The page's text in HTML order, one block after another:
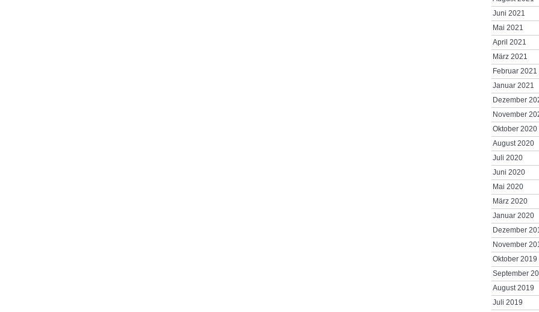
Juni 2021
Mai 2021
April 2021
März 2021
Februar 2021
Januar 2021
Dezember
November
Oktober 2020
August 2020
Juli 2020
Juni 2020
Mai 2020
März 2020
Januar 2020
Dezember
November
Oktober 2019
September
August 2019
Juli 2019